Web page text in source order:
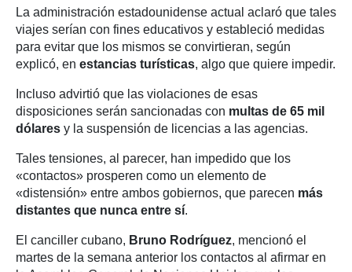
La administración estadounidense actual aclaró que tales
viajes serían con fines educativos y estableció medidas
para evitar que los mismos se convirtieran, según
explicó, en estancias turísticas, algo que quiere impedir.
Incluso advirtió que las violaciones de esas
disposiciones serán sancionadas con multas de 65 mil
dólares y la suspensión de licencias a las agencias.
Tales tensiones, al parecer, han impedido que los
«contactos» prosperen como un elemento de
«distensión» entre ambos gobiernos, que parecen más
distantes que nunca entre sí.
El canciller cubano, Bruno Rodríguez, mencionó el
martes de la semana anterior los contactos al afirmar en